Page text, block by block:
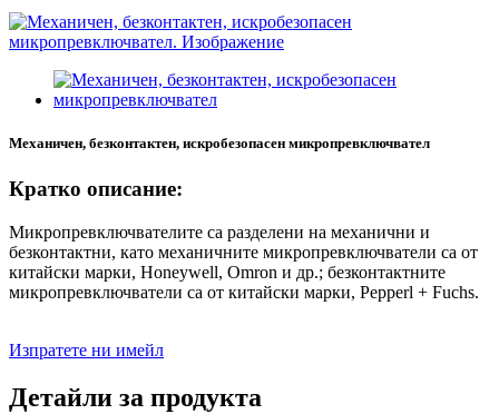
Механичен, безконтактен, искробезопасен микропревключвател
Кратко описание:
Микропревключвателите са разделени на механични и
безконтактни, като механичните микропревключватели са от
китайски марки, Honeywell, Omron и др.; безконтактните
микропревключватели са от китайски марки, Pepperl + Fuchs.
Изпратете ни имейл
Детайли за продукта